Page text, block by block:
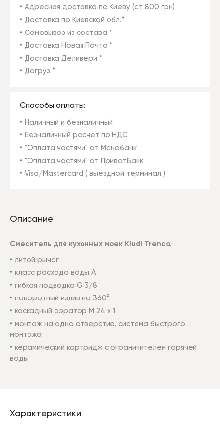
Адресная доставка по Киеву (от 800 грн)
Доставка по Киевской обл.*
Самовывоз из состава *
Доставка Новая Почта *
Доставка Деливери *
Догруз *
Способы оплаты:
Наличный и безналичный
Безналичный расчет по НДС
"Оплата частями" от Монобанк
"Оплата частями" от ПриватБанк
Visa/Mastercard ( выездной терминал )
Описание
Смеситель для кухонных моек Kludi Trendo.
литой рычаг
класс расхода воды A
гибкая подводка G 3/8
поворотный излив на 360°
каскадный аэратор M 24 x 1
монтаж на одно отверстие, система быстрого
монтажа
керамический картридж с ограничителем горячей
воды
Характеристики